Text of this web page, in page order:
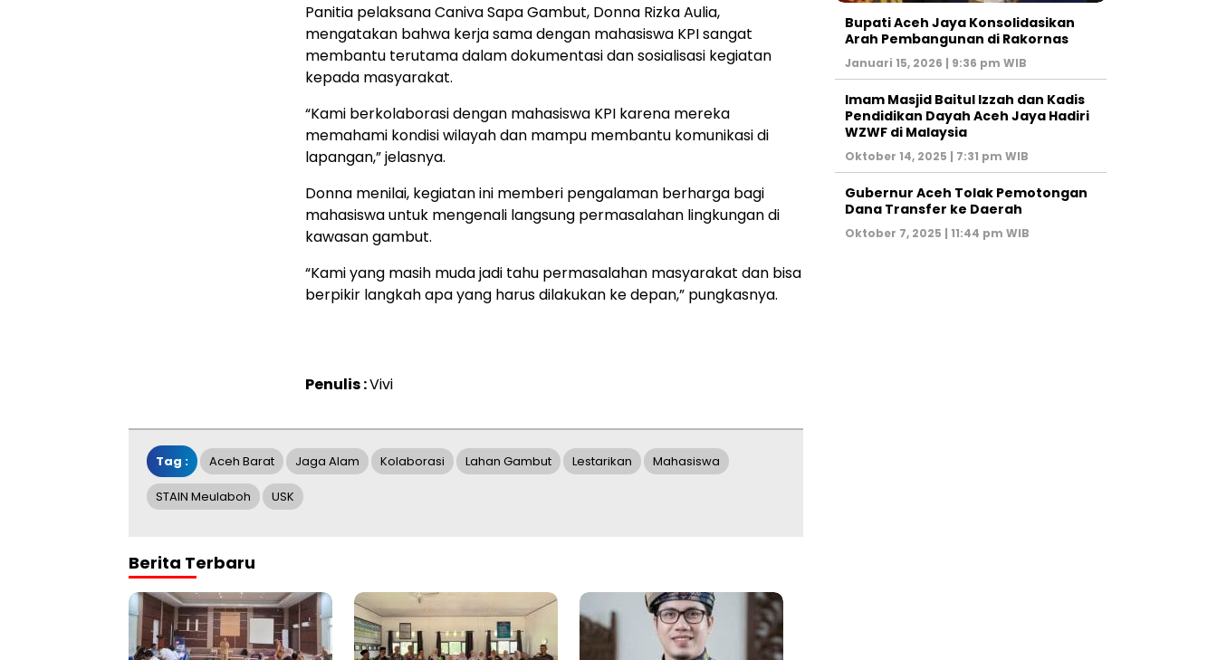
Panitia pelaksana Caniva Sapa Gambut, Donna Rizka Aulia,
mengatakan bahwa kerja sama dengan mahasiswa KPI sangat
membantu terutama dalam dokumentasi dan sosialisasi kegiatan
kepada masyarakat.
“Kami berkolaborasi dengan mahasiswa KPI karena mereka
memahami kondisi wilayah dan mampu membantu komunikasi di
lapangan,” jelasnya.
Donna menilai, kegiatan ini memberi pengalaman berharga bagi
mahasiswa untuk mengenali langsung permasalahan lingkungan di
kawasan gambut.
“Kami yang masih muda jadi tahu permasalahan masyarakat dan bisa
berpikir langkah apa yang harus dilakukan ke depan,” pungkasnya.
Penulis :Vivi
Tag : Aceh Barat Jaga Alam Kolaborasi Lahan Gambut Lestarikan Mahasiswa
STAIN Meulaboh USK
Berita Terbaru
Bupati Aceh Jaya Konsolidasikan
Arah Pembangunan di Rakornas
Januari 15, 2026 | 9:36 pm WIB
Imam Masjid Baitul Izzah dan Kadis
Pendidikan Dayah Aceh Jaya Hadiri
WZWF di Malaysia
Oktober 14, 2025 | 7:31 pm WIB
Gubernur Aceh Tolak Pemotongan
Dana Transfer ke Daerah
Oktober 7, 2025 | 11:44 pm WIB